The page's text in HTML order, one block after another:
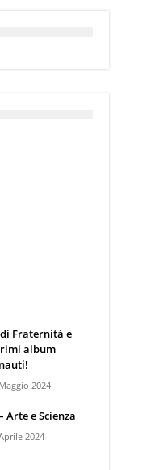
Fraternità e
album
2024
e Scienza
2024